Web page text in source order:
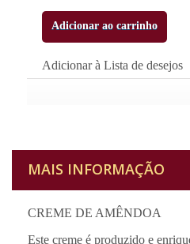
Adicionar ao carrinho
Adicionar à Lista de desejos
MAIS INFORMAÇÃO
CREME DE AMÊNDOA
Este creme é produzido e